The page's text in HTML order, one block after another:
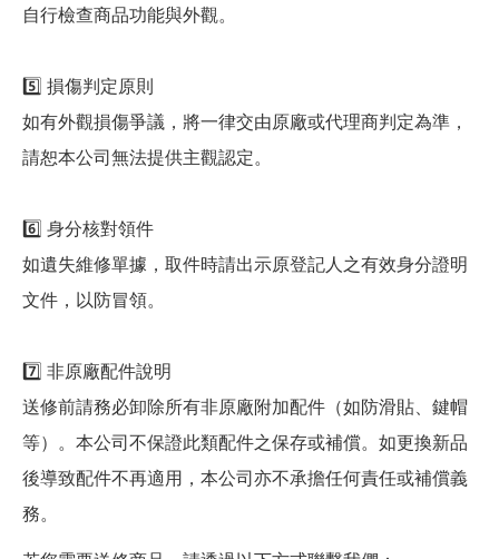
自行檢查商品功能與外觀。
5️⃣ 損傷判定原則
如有外觀損傷爭議，將一律交由原廠或代理商判定為準，
請恕本公司無法提供主觀認定。
6️⃣ 身分核對領件
如遺失維修單據，取件時請出示原登記人之有效身分證明
文件，以防冒領。
7️⃣ 非原廠配件說明
送修前請務必卸除所有非原廠附加配件（如防滑貼、鍵帽
等）。本公司不保證此類配件之保存或補償。如更換新品
後導致配件不再適用，本公司亦不承擔任何責任或補償義
務。